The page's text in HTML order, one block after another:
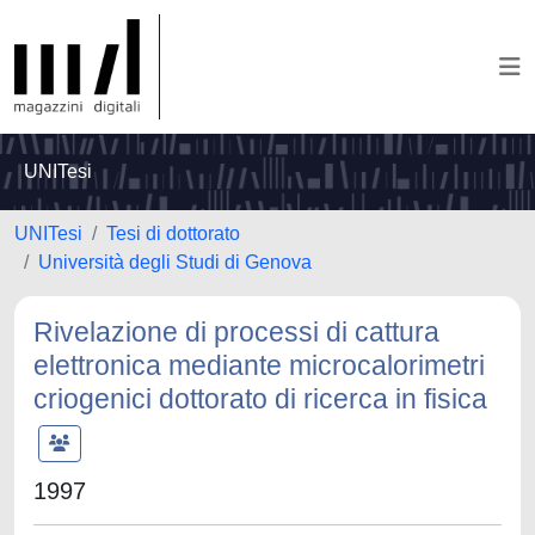
UNITesi
UNITesi
Tesi di dottorato
Università degli Studi di Genova
Rivelazione di processi di cattura
elettronica mediante microcalorimetri
criogenici dottorato di ricerca in fisica
1997